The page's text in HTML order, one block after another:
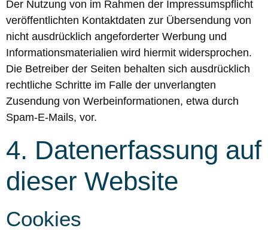
Der Nutzung von im Rahmen der Impressumspflicht
veröffentlichten Kontaktdaten zur Übersendung von
nicht ausdrücklich angeforderter Werbung und
Informationsmaterialien wird hiermit widersprochen.
Die Betreiber der Seiten behalten sich ausdrücklich
rechtliche Schritte im Falle der unverlangten
Zusendung von Werbeinformationen, etwa durch
Spam-E-Mails, vor.
4. Datenerfassung auf
dieser Website
Cookies